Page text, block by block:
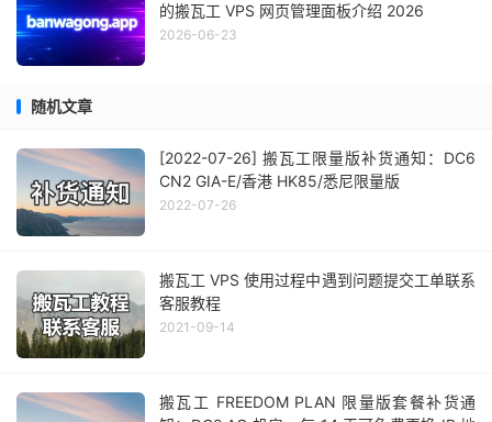
的搬瓦工 VPS 网页管理面板介绍 2026
2026-06-23
随机文章
[2022-07-26] 搬瓦工限量版补货通知：DC6
CN2 GIA-E/香港 HK85/悉尼限量版
2022-07-26
搬瓦工 VPS 使用过程中遇到问题提交工单联系
客服教程
2021-09-14
搬瓦工 FREEDOM PLAN 限量版套餐补货通